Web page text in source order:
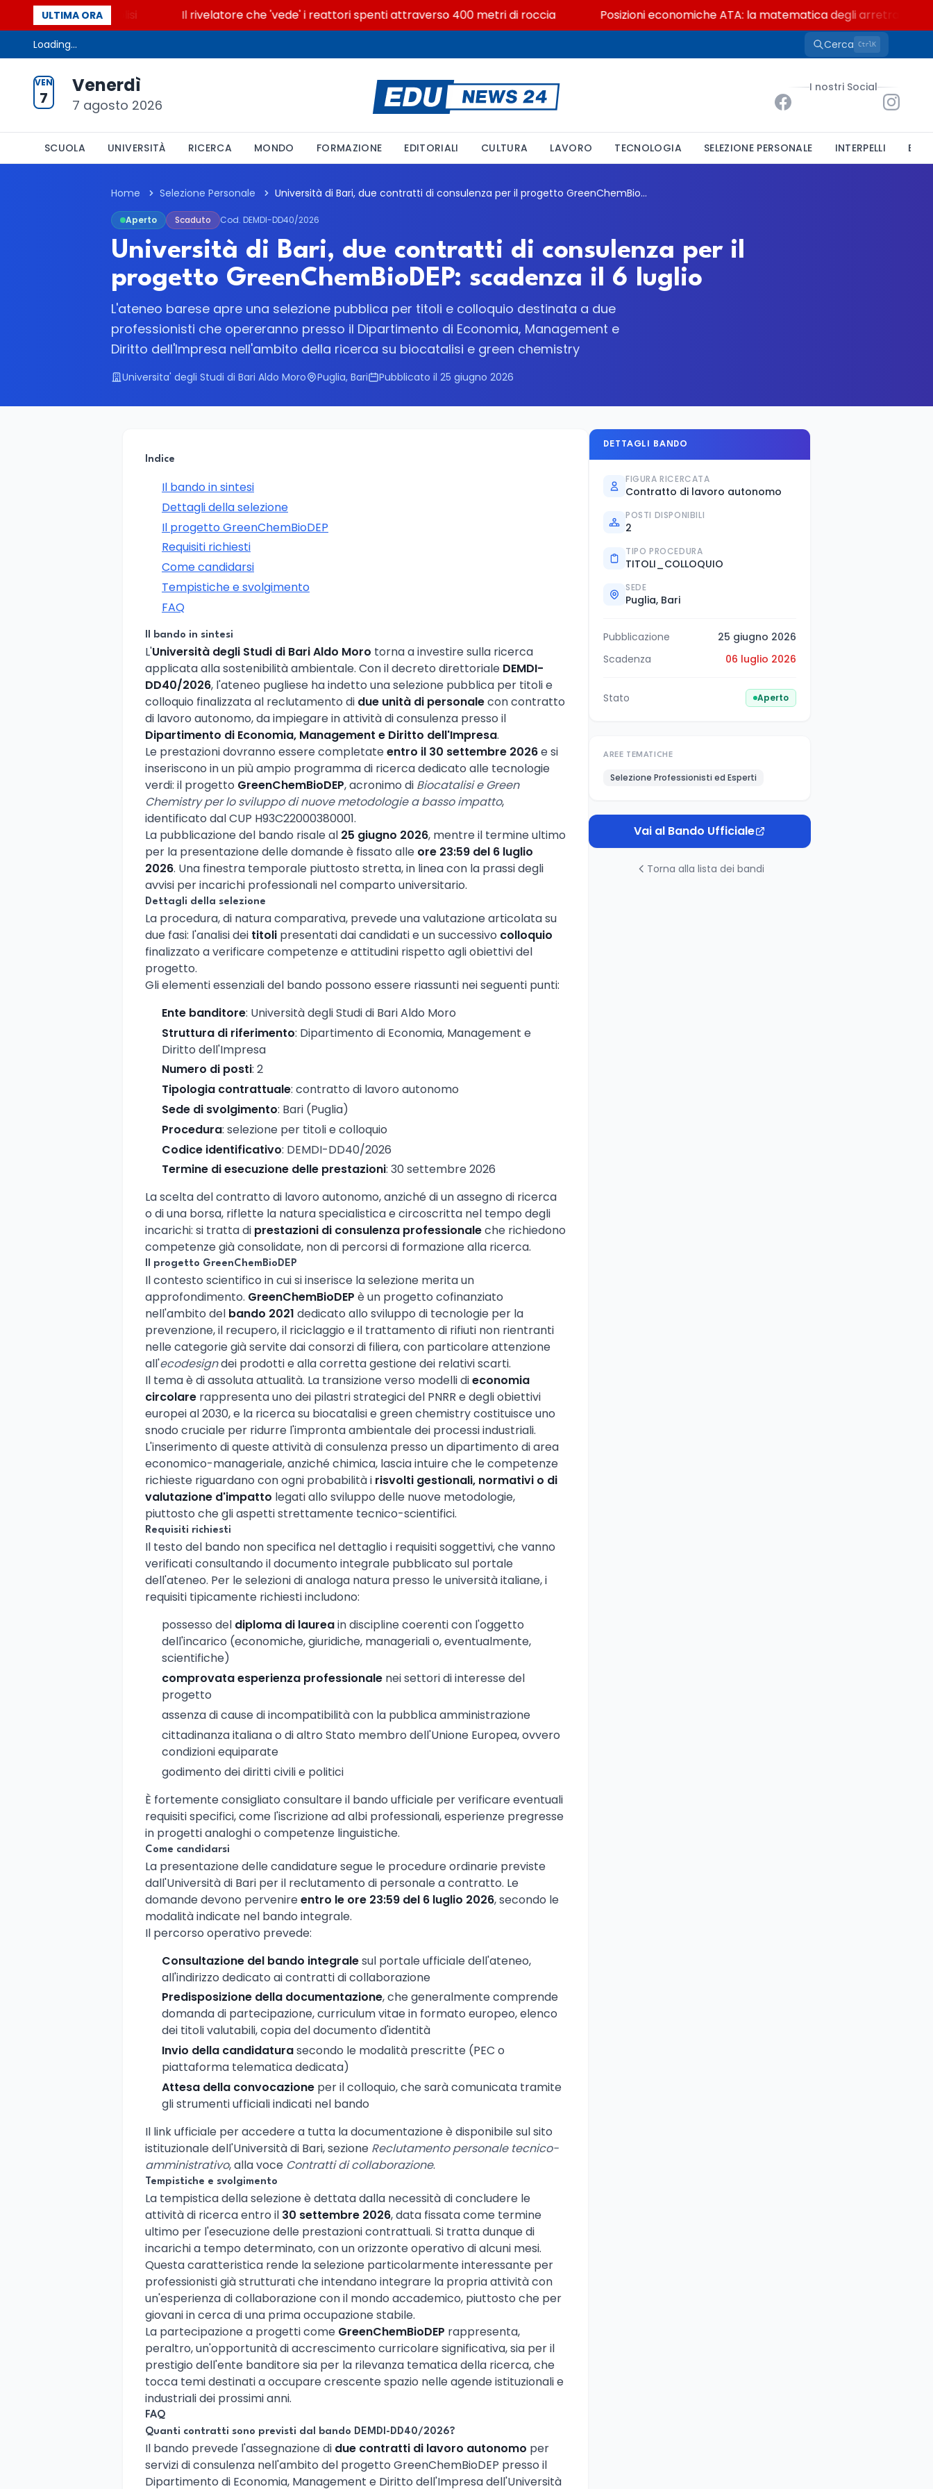
ULTIMA ORA
la glicolisi Il rivelatore che 'vede' i reattori spenti attraverso 400 metri di roccia Posizioni economiche ATA: la matematica degli arretrati fino a
Loading... Cerca CtrlK
VEN
7
Venerdì
7 agosto 2026
I nostri Social
SCUOLA UNIVERSITÀ RICERCA MONDO FORMAZIONE EDITORIALI CULTURA LAVORO TECNOLOGIA SELEZIONE PERSONALE INTERPELLI
Home Selezione Personale Università di Bari, due contratti di consulenza per il progetto GreenChemBioDEP: scadenza il 6 luglio
Aperto Scaduto Cod. DEMDI-DD40/2026
Università di Bari, due contratti di consulenza per il
progetto GreenChemBioDEP: scadenza il 6 luglio
L'ateneo barese apre una selezione pubblica per titoli e colloquio destinata a due
professionisti che opereranno presso il Dipartimento di Economia, Management e
Diritto dell'Impresa nell'ambito della ricerca su biocatalisi e green chemistry
Universita' degli Studi di Bari Aldo Moro Puglia, Bari Pubblicato il 25 giugno 2026
Indice
Il bando in sintesi
Dettagli della selezione
Il progetto GreenChemBioDEP
Requisiti richiesti
Come candidarsi
Tempistiche e svolgimento
FAQ
Il bando in sintesi
L'Università degli Studi di Bari Aldo Moro torna a investire sulla ricerca
applicata alla sostenibilità ambientale. Con il decreto direttoriale DEMDI-
DD40/2026, l'ateneo pugliese ha indetto una selezione pubblica per titoli e
colloquio finalizzata al reclutamento di due unità di personalecon contratto
di lavoro autonomo, da impiegare in attività di consulenza presso il
Dipartimento di Economia, Management e Diritto dell'Impresa.
Le prestazioni dovranno essere completateentro il 30 settembre 2026e si
inseriscono in un più ampio programma di ricerca dedicato alle tecnologie
verdi: il progetto GreenChemBioDEP, acronimo di Biocatalisi e Green
Chemistry per lo sviluppo di nuove metodologie a basso impatto,
identificato dal CUP H93C22000380001.
La pubblicazione del bando risale al 25 giugno 2026, mentre il termine ultimo
per la presentazione delle domande è fissato alle ore 23:59 del 6 luglio
2026. Una finestra temporale piuttosto stretta, in linea con la prassi degli
avvisi per incarichi professionali nel comparto universitario.
Dettagli della selezione
La procedura, di natura comparativa, prevede una valutazione articolata su
due fasi: l'analisi dei titoli presentati dai candidati e un successivo colloquio
finalizzato a verificare competenze e attitudini rispetto agli obiettivi del
progetto.
Gli elementi essenziali del bando possono essere riassunti nei seguenti punti:
Ente banditore: Università degli Studi di Bari Aldo Moro
Struttura di riferimento: Dipartimento di Economia, Management e
Diritto dell'Impresa
Numero di posti: 2
Tipologia contrattuale: contratto di lavoro autonomo
Sede di svolgimento: Bari (Puglia)
Procedura: selezione per titoli e colloquio
Codice identificativo: DEMDI-DD40/2026
Termine di esecuzione delle prestazioni: 30 settembre 2026
La scelta del contratto di lavoro autonomo, anziché di un assegno di ricerca
o di una borsa, riflette la natura specialistica e circoscritta nel tempo degli
incarichi: si tratta di prestazioni di consulenza professionaleche richiedono
competenze già consolidate, non di percorsi di formazione alla ricerca.
Il progetto GreenChemBioDEP
Il contesto scientifico in cui si inserisce la selezione merita un
approfondimento. GreenChemBioDEP è un progetto cofinanziato
nell'ambito del bando 2021 dedicato allo sviluppo di tecnologie per la
prevenzione, il recupero, il riciclaggio e il trattamento di rifiuti non rientranti
nelle categorie già servite dai consorzi di filiera, con particolare attenzione
all'ecodesigndei prodotti e alla corretta gestione dei relativi scarti.
Il tema è di assoluta attualità. La transizione verso modelli dieconomia
circolare rappresenta uno dei pilastri strategici del PNRR e degli obiettivi
europei al 2030, e la ricerca su biocatalisi e green chemistry costituisce uno
snodo cruciale per ridurre l'impronta ambientale dei processi industriali.
L'inserimento di queste attività di consulenza presso un dipartimento di area
economico-manageriale, anziché chimica, lascia intuire che le competenze
richieste riguardano con ogni probabilità i risvolti gestionali, normativi o di
valutazione d'impatto legati allo sviluppo delle nuove metodologie,
piuttosto che gli aspetti strettamente tecnico-scientifici.
Requisiti richiesti
Il testo del bando non specifica nel dettaglio i requisiti soggettivi, che vanno
verificati consultando il documento integrale pubblicato sul portale
dell'ateneo. Per le selezioni di analoga natura presso le università italiane, i
requisiti tipicamente richiesti includono:
possesso del diploma di laureain discipline coerenti con l'oggetto
dell'incarico (economiche, giuridiche, manageriali o, eventualmente,
scientifiche)
comprovata esperienza professionale nei settori di interesse del
progetto
assenza di cause di incompatibilità con la pubblica amministrazione
cittadinanza italiana o di altro Stato membro dell'Unione Europea, ovvero
condizioni equiparate
godimento dei diritti civili e politici
È fortemente consigliato consultare il bando ufficiale per verificare eventuali
requisiti specifici, come l'iscrizione ad albi professionali, esperienze pregresse
in progetti analoghi o competenze linguistiche.
Come candidarsi
La presentazione delle candidature segue le procedure ordinarie previste
dall'Università di Bari per il reclutamento di personale a contratto. Le
domande devono pervenireentro le ore 23:59 del 6 luglio 2026, secondo le
modalità indicate nel bando integrale.
Il percorso operativo prevede:
Consultazione del bando integralesul portale ufficiale dell'ateneo,
all'indirizzo dedicato ai contratti di collaborazione
Predisposizione della documentazione, che generalmente comprende
domanda di partecipazione, curriculum vitae in formato europeo, elenco
dei titoli valutabili, copia del documento d'identità
Invio della candidaturasecondo le modalità prescritte (PEC o
piattaforma telematica dedicata)
Attesa della convocazione per il colloquio, che sarà comunicata tramite
gli strumenti ufficiali indicati nel bando
Il link ufficiale per accedere a tutta la documentazione è disponibile sul sito
istituzionale dell'Università di Bari, sezione Reclutamento personale tecnico-
amministrativo, alla voce Contratti di collaborazione.
Tempistiche e svolgimento
La tempistica della selezione è dettata dalla necessità di concludere le
attività di ricerca entro il 30 settembre 2026, data fissata come termine
ultimo per l'esecuzione delle prestazioni contrattuali. Si tratta dunque di
incarichi a tempo determinato, con un orizzonte operativo di alcuni mesi.
Questa caratteristica rende la selezione particolarmente interessante per
professionisti già strutturati che intendano integrare la propria attività con
un'esperienza di collaborazione con il mondo accademico, piuttosto che per
giovani in cerca di una prima occupazione stabile.
La partecipazione a progetti come GreenChemBioDEP rappresenta,
peraltro, un'opportunità di accrescimento curricolare significativa, sia per il
prestigio dell'ente banditore sia per la rilevanza tematica della ricerca, che
tocca temi destinati a occupare crescente spazio nelle agende istituzionali e
industriali dei prossimi anni.
FAQ
Quanti contratti sono previsti dal bando DEMDI-DD40/2026?
Il bando prevede l'assegnazione di due contratti di lavoro autonomo per
servizi di consulenza nell'ambito del progetto GreenChemBioDEP presso il
Dipartimento di Economia, Management e Diritto dell'Impresa dell'Università
DETTAGLI BANDO
FIGURA RICERCATA
Contratto di lavoro autonomo
POSTI DISPONIBILI
2
TIPO PROCEDURA
TITOLI_COLLOQUIO
SEDE
Puglia, Bari
Pubblicazione
25 giugno 2026
Scadenza
06 luglio 2026
Stato Aperto
AREE TEMATICHE
Selezione Professionisti ed Esperti
Vai al Bando Ufficiale
Torna alla lista dei bandi